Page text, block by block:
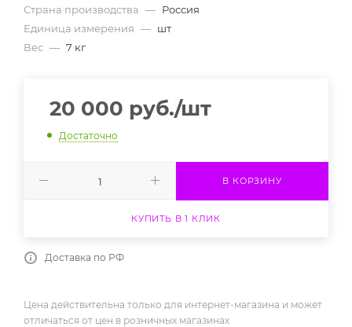
Страна производства — Россия
Единица измерения — шт
Вес — 7 кг
20 000 руб./шт
Достаточно
В КОРЗИНУ
КУПИТЬ В 1 КЛИК
Доставка по РФ
Цена действительна только для интернет-магазина и может
отличаться от цен в розничных магазинах